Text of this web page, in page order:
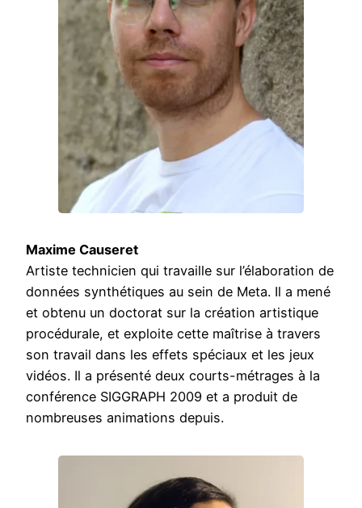
Maxime Causeret
Artiste technicien qui travaille sur l’élaboration de
données synthétiques au sein de Meta. Il a mené
et obtenu un doctorat sur la création artistique
procédurale, et exploite cette maîtrise à travers
son travail dans les effets spéciaux et les jeux
vidéos. Il a présenté deux courts-métrages à la
conférence SIGGRAPH 2009 et a produit de
nombreuses animations depuis.